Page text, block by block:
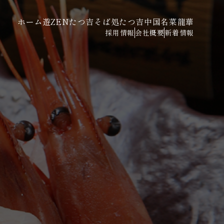
ホーム遊ZENたつ吉そば処たつ吉中国名菜龍華
採用情報 会社概要新着情報